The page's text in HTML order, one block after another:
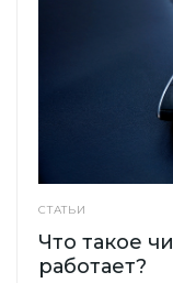
СТАТЬИ
Что такое
работает?